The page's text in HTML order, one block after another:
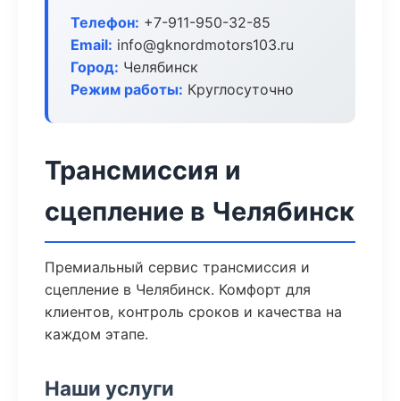
Телефон: +7-911-950-32-85
Email: info@gknordmotors103.ru
Город: Челябинск
Режим работы: Круглосуточно
Трансмиссия и
сцепление в Челябинск
Премиальный сервис трансмиссия и
сцепление в Челябинск. Комфорт для
клиентов, контроль сроков и качества на
каждом этапе.
Наши услуги